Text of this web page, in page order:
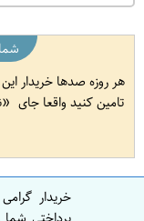
هر روزه صدها خریدار این
تامین کنید واقعا جای
خریدار